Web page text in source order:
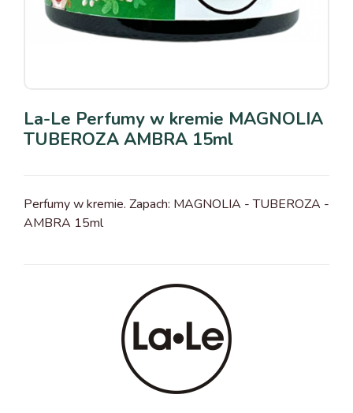
La-Le Perfumy w kremie MAGNOLIA
TUBEROZA AMBRA 15ml
Perfumy w kremie. Zapach: MAGNOLIA - TUBEROZA -
AMBRA 15ml